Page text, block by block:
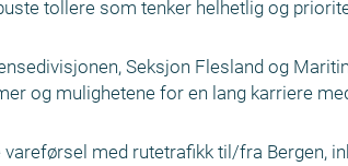
tollere som tenker helhetlig og
Seksjon Flesland og
og mulighetene for en lang karriere
med rutetrafikk til/fra Bergen,